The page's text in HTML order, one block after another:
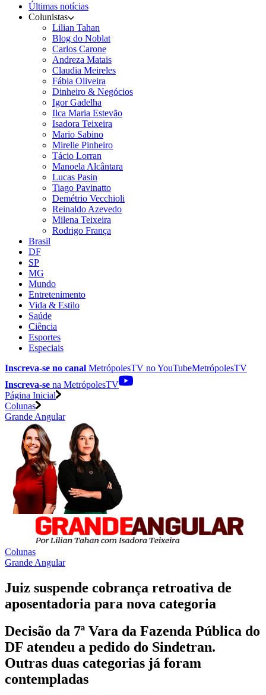
Últimas notícias
Colunistas
Lilian Tahan
Blog do Noblat
Carlos Carone
Andreza Matais
Claudia Meireles
Fábia Oliveira
Dinheiro & Negócios
Igor Gadelha
Ilca Maria Estevão
Isadora Teixeira
Mario Sabino
Mirelle Pinheiro
Tácio Lorran
Manoela Alcântara
Lucas Pasin
Tiago Pavinatto
Demétrio Vecchioli
Reinaldo Azevedo
Milena Teixeira
Rodrigo França
Brasil
DF
SP
MG
Mundo
Entretenimento
Vida & Estilo
Saúde
Ciência
Esportes
Especiais
Inscreva-se no canal MetrópolesTV noYouTubeMetrópolesTV
Inscreva-se na MetrópolesTV
Página Inicial
Colunas
Grande Angular
Colunas
Grande Angular
Juiz suspende cobrança retroativa de
aposentadoria para nova categoria
Decisão da 7ª Vara da Fazenda Pública do
DF atendeu a pedido do Sindetran.
Outras duas categorias já foram
contempladas